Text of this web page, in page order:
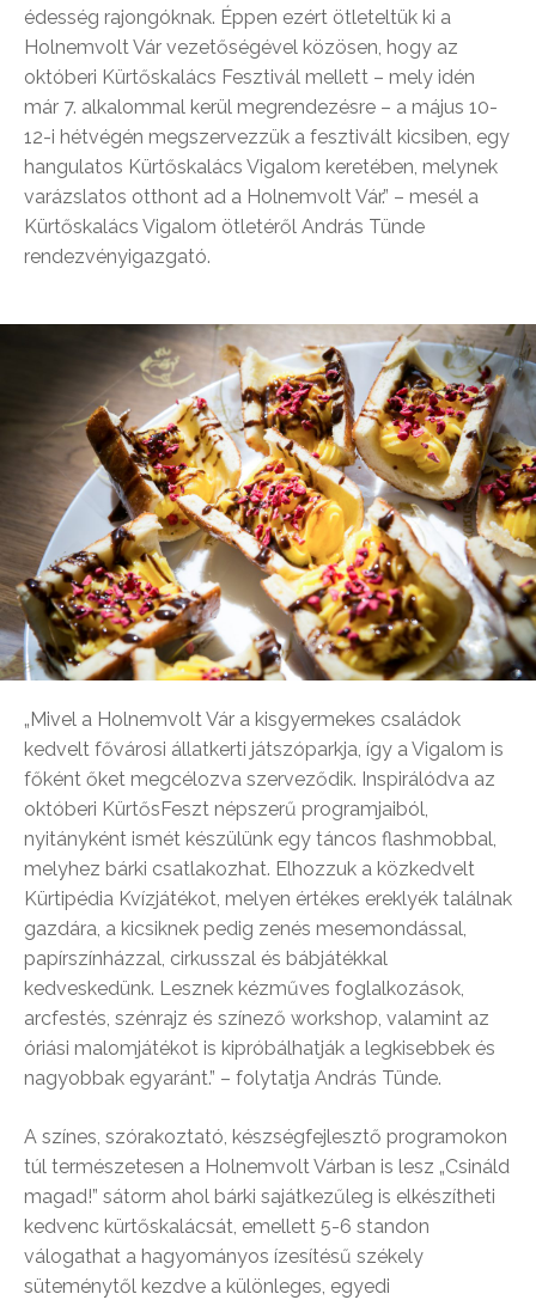
édesség rajongóknak. Éppen ezért ötleteltük ki a
Holnemvolt Vár vezetőségével közösen, hogy az
októberi Kürtőskalács Fesztivál mellett – mely idén
már 7. alkalommal kerül megrendezésre – a május 10-
12-i hétvégén megszervezzük a fesztivált kicsiben, egy
hangulatos Kürtőskalács Vigalom keretében, melynek
varázslatos otthont ad a Holnemvolt Vár.” – mesél a
Kürtőskalács Vigalom ötletéről András Tünde
rendezvényigazgató.
„Mivel a Holnemvolt Vár a kisgyermekes családok
kedvelt fővárosi állatkerti játszóparkja, így a Vigalom is
főként őket megcélozva szerveződik. Inspirálódva az
októberi KürtősFeszt népszerű programjaiból,
nyitányként ismét készülünk egy táncos flashmobbal,
melyhez bárki csatlakozhat. Elhozzuk a közkedvelt
Kürtipédia Kvízjátékot, melyen értékes ereklyék találnak
gazdára, a kicsiknek pedig zenés mesemondással,
papírszínházzal, cirkusszal és bábjátékkal
kedveskedünk. Lesznek kézműves foglalkozások,
arcfestés, szénrajz és színező workshop, valamint az
óriási malomjátékot is kipróbálhatják a legkisebbek és
nagyobbak egyaránt.” – folytatja András Tünde.
A színes, szórakoztató, készségfejlesztő programokon
túl természetesen a Holnemvolt Várban is lesz „Csináld
magad!” sátorm ahol bárki sajátkezűleg is elkészítheti
kedvenc kürtőskalácsát, emellett 5-6 standon
válogathat a hagyományos ízesítésű székely
süteménytől kezdve a különleges, egyedi